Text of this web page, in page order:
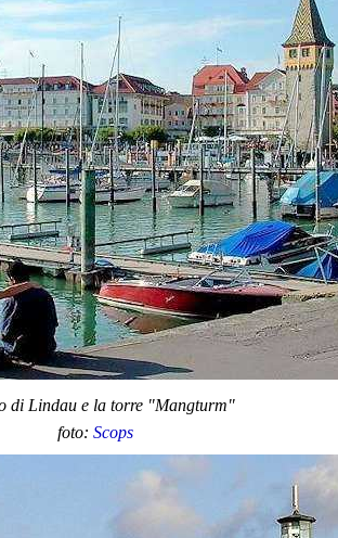
di Lindau e la torre "Mangturm"
foto: Scops